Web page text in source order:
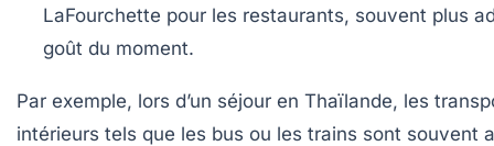
LaFourchette pour les restaurants, souvent plus
goût du moment.
Par exemple, lors d’un séjour en Thaïlande, les
intérieurs tels que les bus ou les trains sont souvent